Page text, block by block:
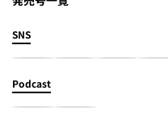
SNS
Podcast